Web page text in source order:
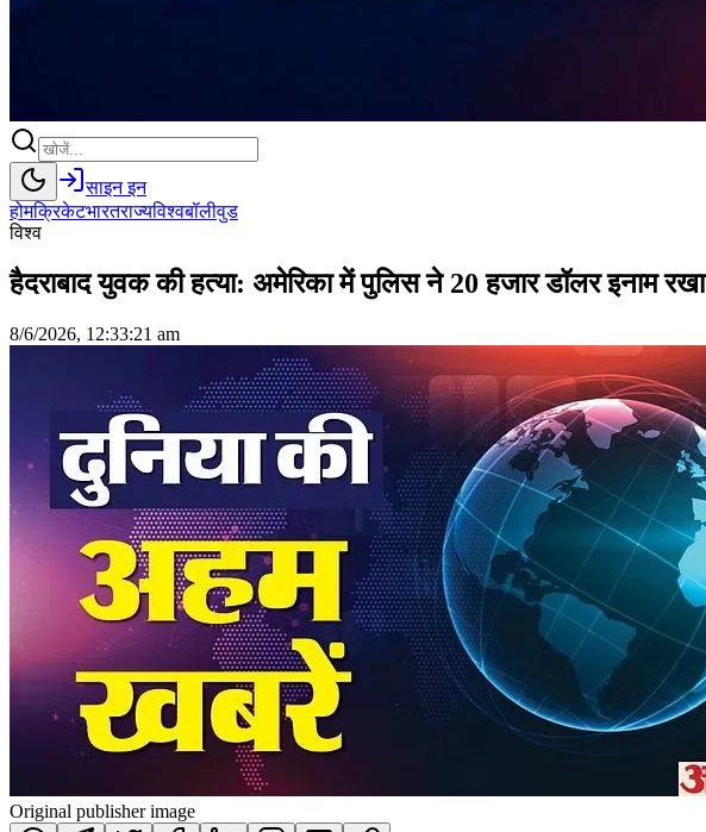
साइन इन
होमक्रिकेटभारतराज्यविश्वबॉलीवुड
विश्व
हैदराबाद युवक की हत्या: अमेरिका में पुलिस ने 20 हजार डॉलर इनाम रखा
8/6/2026, 12:33:21 am
Original publisher image